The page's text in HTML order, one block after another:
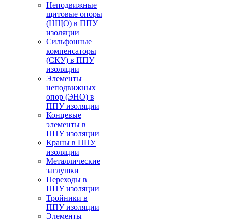
Неподвижные
щитовые опоры
(НЩО) в ППУ
изоляции
Cильфонные
компенсаторы
(СКУ) в ППУ
изоляции
Элементы
неподвижных
опор (ЭНО) в
ППУ изоляции
Концевые
элементы в
ППУ изоляции
Краны в ППУ
изоляции
Металлические
заглушки
Переходы в
ППУ изоляции
Тройники в
ППУ изоляции
Элементы